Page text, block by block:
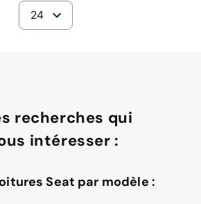
24
recherches qui
intéresser :
Seat par modèle :